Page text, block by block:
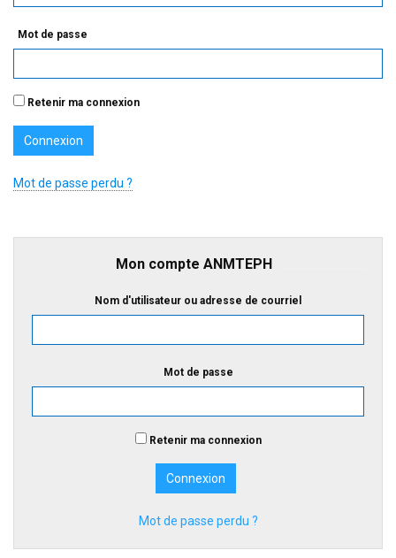
Mot de passe
Retenir ma connexion
Mot de passe perdu ?
Mon compte ANMTEPH
Nom d'utilisateur ou adresse de courriel
Mot de passe
Retenir ma connexion
Mot de passe perdu ?